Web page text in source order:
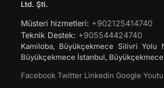
Ltd. Şti.
Müsteri hizmetleri: +902125414740
Teknik Destek: +905544424740
Kamiloba, Büyükçekmece Silivri Yolu
Büyükçekmece İstanbul, Büyükçekmece
Facebook Twitter Linkedin Google